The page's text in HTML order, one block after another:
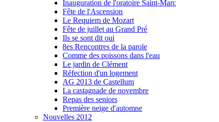
Inauguration de l'oratoire Saint-Marc
Fête de l'Ascension
Le Requiem de Mozart
Fête de juillet au Grand Pré
Ils se sont dit oui
8es Rencontres de la parole
Comme des poissons dans l'eau
Le jardin de Clément
Réfection d'un logement
AG 2013 de Castellum
La castagnade de novembre
Repas des seniors
Première neige d'automne
Nouvelles 2012